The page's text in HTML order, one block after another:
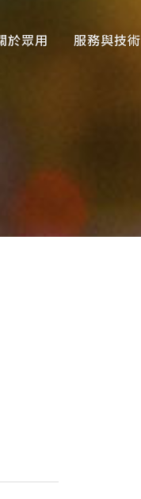
於眾用 服務與技術